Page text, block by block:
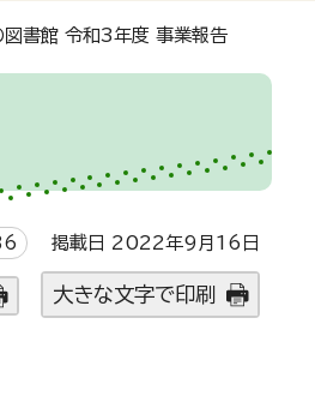
図書館 令和3年度 事業報告
掲載日 2022年9月16日
大きな文字で印刷